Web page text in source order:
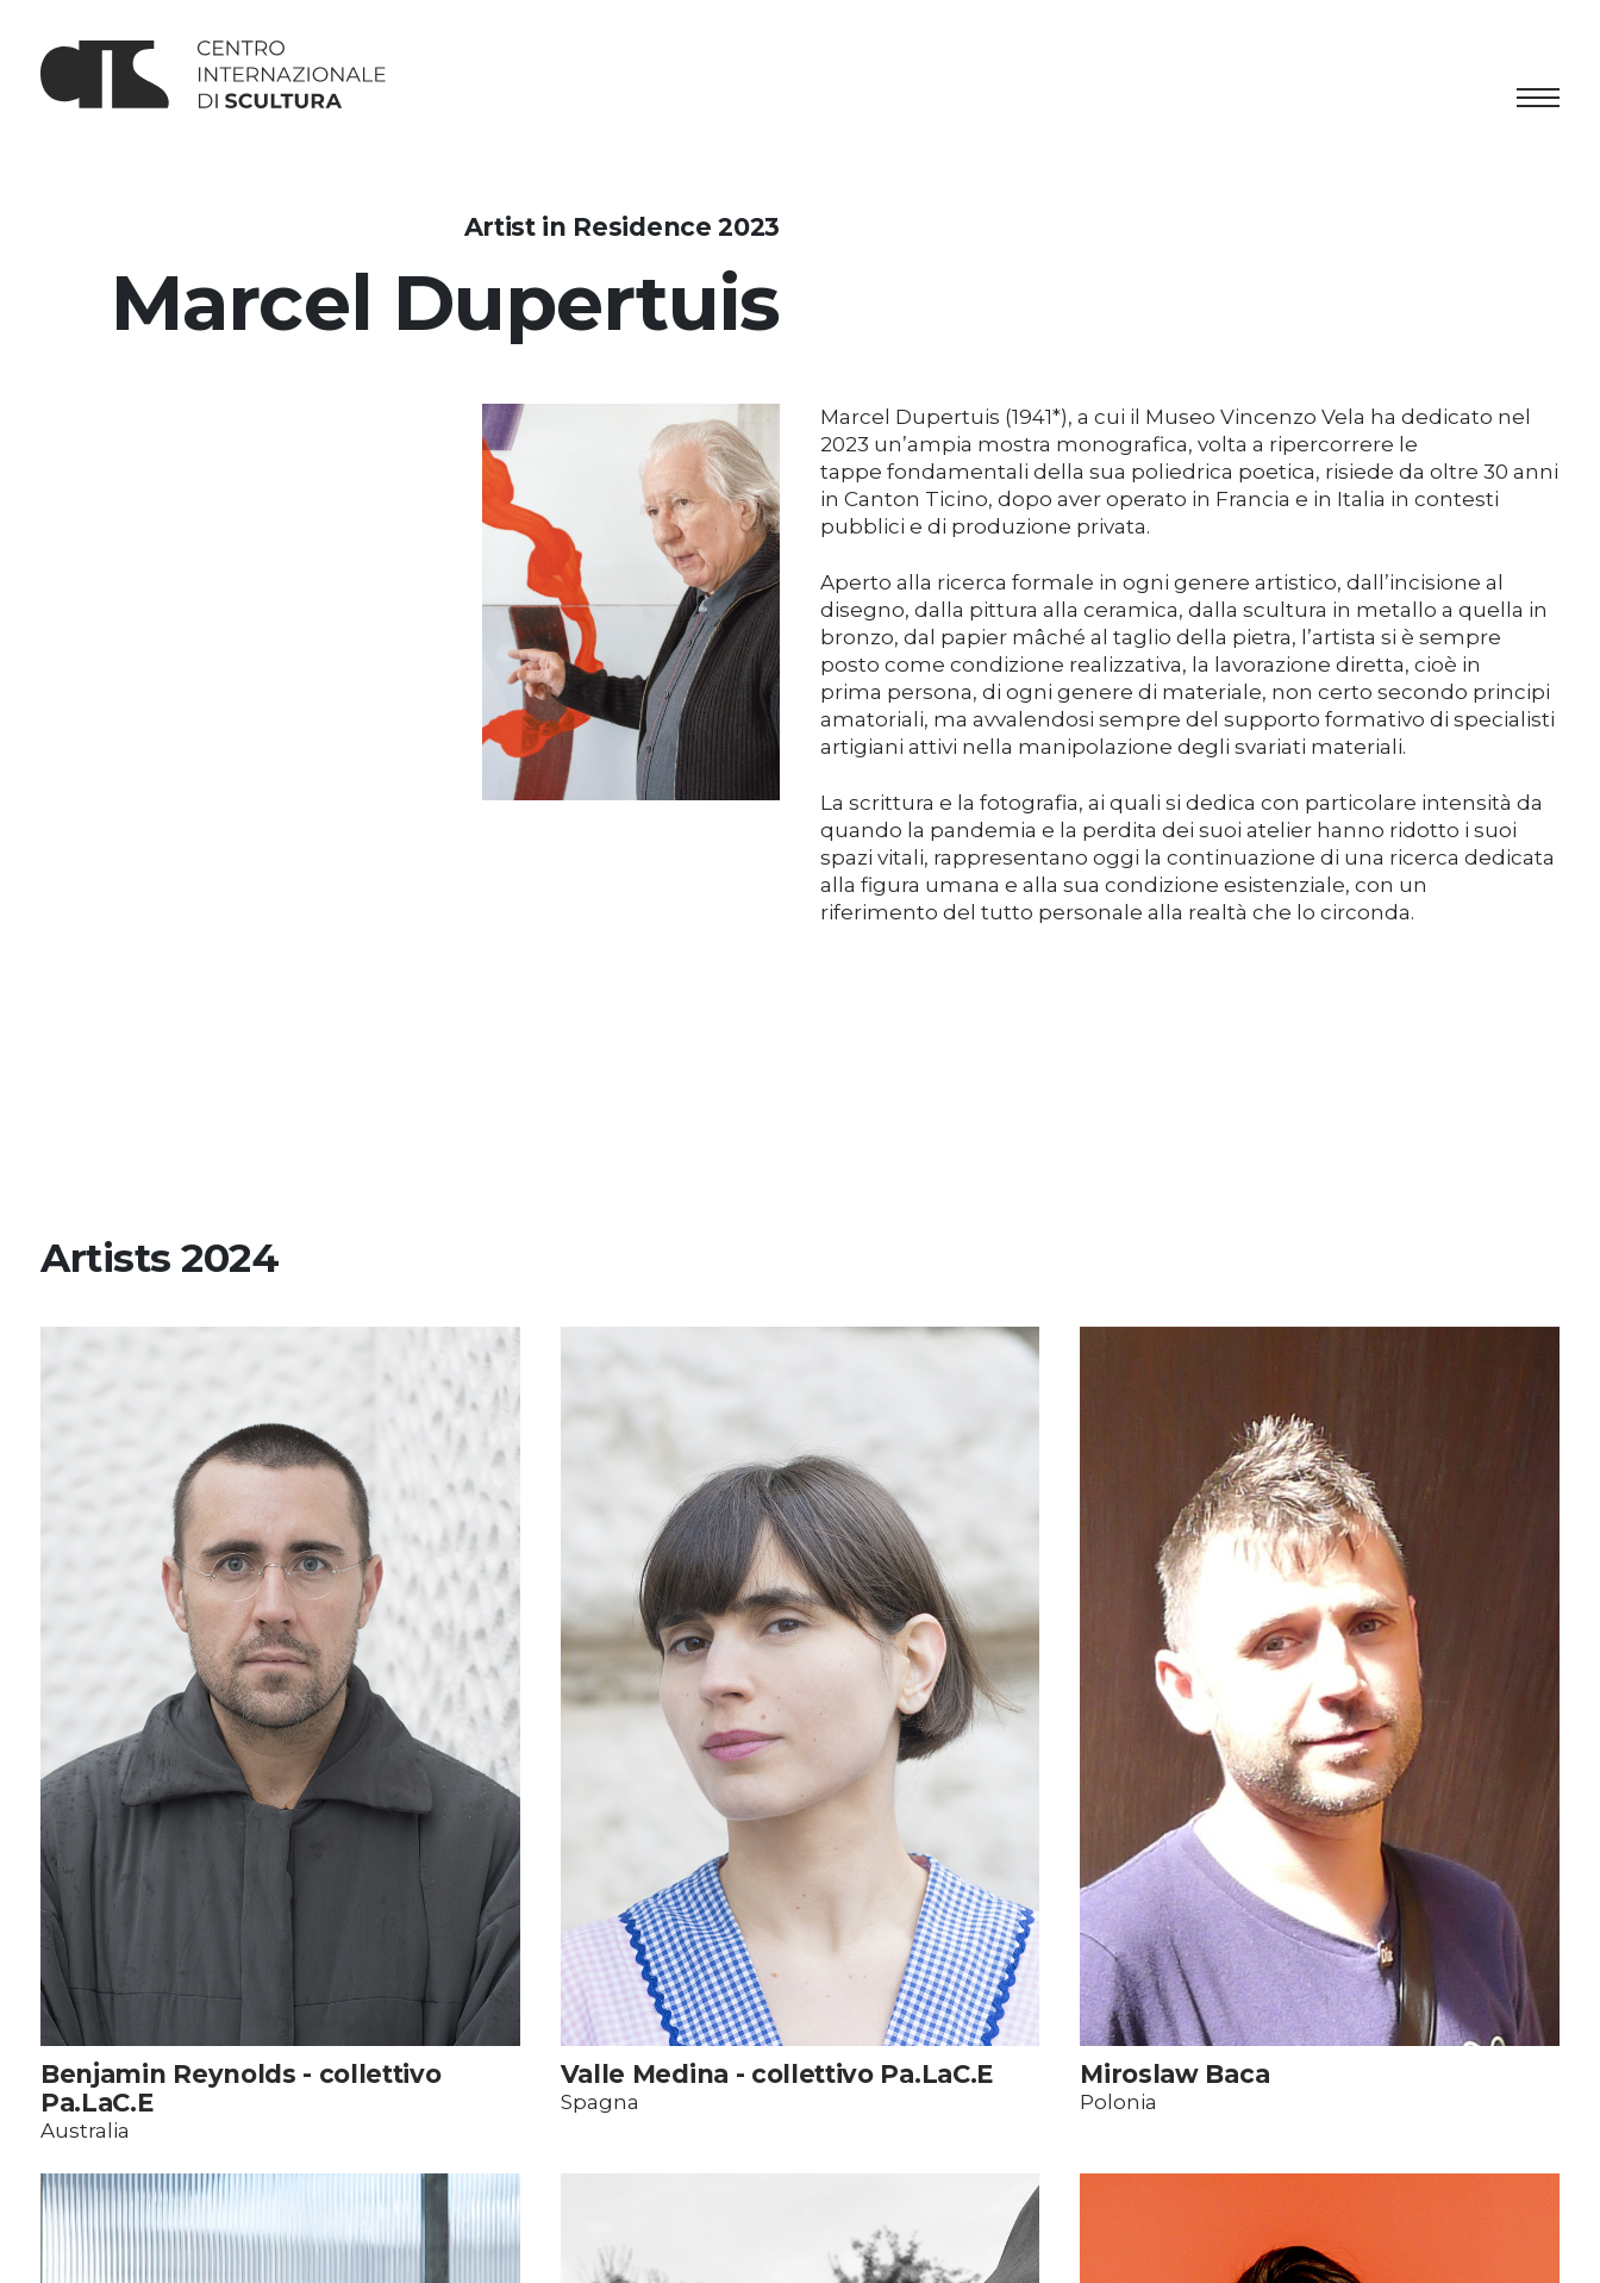
Foundation
Space rental
Support us
Media
DE EN IT
Artist in Residence 2023
Marcel Dupertuis
Marcel Dupertuis (1941*), a cui il Museo Vincenzo Vela ha dedicato nel
2023 un’ampia mostra monografica, volta a ripercorrere le
tappe fondamentali della sua poliedrica poetica, risiede da oltre 30 anni
in Canton Ticino, dopo aver operato in Francia e in Italia in contesti
pubblici e di produzione privata.
Aperto alla ricerca formale in ogni genere artistico, dall’incisione al
disegno, dalla pittura alla ceramica, dalla scultura in metallo a quella in
bronzo, dal papier mâché al taglio della pietra, l’artista si è sempre
posto come condizione realizzativa, la lavorazione diretta, cioè in
prima persona, di ogni genere di materiale, non certo secondo principi
amatoriali, ma avvalendosi sempre del supporto formativo di specialisti
artigiani attivi nella manipolazione degli svariati materiali.
La scrittura e la fotografia, ai quali si dedica con particolare intensità da
quando la pandemia e la perdita dei suoi atelier hanno ridotto i suoi
spazi vitali, rappresentano oggi la continuazione di una ricerca dedicata
alla figura umana e alla sua condizione esistenziale, con un
riferimento del tutto personale alla realtà che lo circonda.
Artists 2024
Benjamin Reynolds - collettivo
Pa.LaC.E
Australia
Valle Medina - collettivo Pa.LaC.E
Spagna
Miroslaw Baca
Polonia